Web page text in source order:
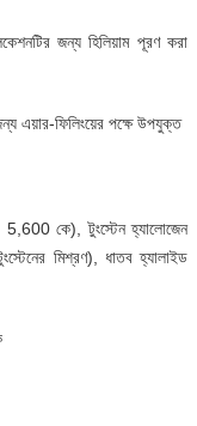
জন্য হিলিয়াম পূরণ করা
এয়ার-ফিলিংয়ের পক্ষে উপযুক্ত
কে), টুংস্টেন হ্যালোজেন
মিশ্রণ), ধাতব হ্যালাইড